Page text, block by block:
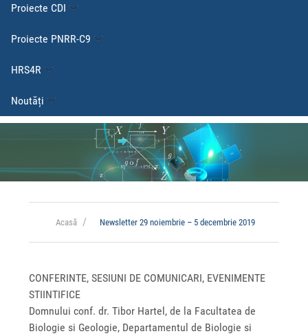
Proiecte CDI
Proiecte PNRR-C9
HRS4R
Noutăți
Acasă Newsletter 29 noiembrie – 5 decembrie 2019
CONFERINTE, SESIUNI DE COMUNICARI, EVENIMENTE
STIINTIFICE
Domnului conf. dr. Tibor Hartel, de la Facultatea de
Biologie si Geologie, Departamentul de Biologie si